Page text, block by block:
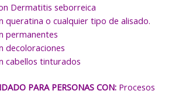
Dermatitis seborreica
queratina o cualquier tipo de alisado.
permanentes
decoloraciones
cabellos tinturados
PARA PERSONAS CON: Procesos